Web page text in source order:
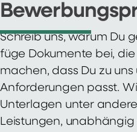
Schreib uns, warum Du
füge Dokumente bei,
machen, dass Du zu uns
Anforderungen passt.
Unterlagen unter
Leistungen, unabhängig